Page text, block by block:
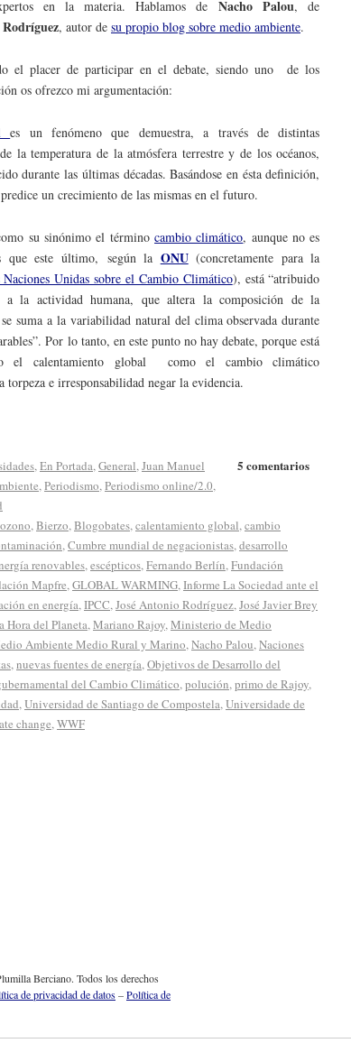
en la materia. Hablamos deNacho Palou, de
Rodríguez, autor de su propio blog sobre medio ambiente.
el placer de participar en el debate, siendo uno de los
os ofrezco mi argumentación:
es un fenómeno que demuestra, a través de distintas
la temperatura de la atmósfera terrestre y de los océanos,
durante las últimas décadas. Basándose en ésta definición,
un crecimiento de las mismas en el futuro.
su sinónimo el términocambio climático, aunque no es
este último, según la ONU(concretamente para la
Unidas sobre el Cambio Climático), está “atribuido
a la actividad humana, que altera la composición de la
suma a la variabilidad natural del clima observada durante
Por lo tanto, en este punto no hay debate, porque está
el calentamiento global como el cambio climático
torpeza e irresponsabilidad negar la evidencia.
5 comentarios
,En Portada,General,Juan Manuel
,Periodismo,Periodismo online/2.0,
,Bierzo,Blogobates,calentamiento global,cambio
,Cumbre mundial de negacionistas,desarrollo
renovables,escépticos,Fernando Berlín,Fundación
Mapfre,GLOBAL WARMING,Informe La Sociedad ante el
en energía,IPCC,José Antonio Rodríguez,José Javier Brey
Hora del Planeta,Mariano Rajoy,Ministerio de Medio
Ambiente Medio Rural y Marino,Nacho Palou,Naciones
,nuevas fuentes de energía,Objetivos de Desarrollo del
del Cambio Climático,polución,primo de Rajoy,
,Universidad de Santiago de Compostela,Universidade de
change,WWF
Berciano. Todos los derechos
de privacidad de datos–Política de